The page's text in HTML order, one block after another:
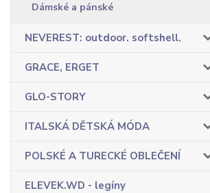
Dámské a pánské
NEVEREST: outdoor. softshell.
GRACE, ERGET
GLO-STORY
ITALSKÁ DĚTSKÁ MÓDA
POLSKÉ A TURECKÉ OBLEČENÍ
ELEVEK.WD - legíny